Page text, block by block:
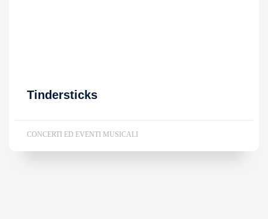
Tindersticks
CONCERTI ED EVENTI MUSICALI